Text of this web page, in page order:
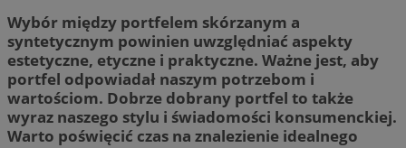
Wybór między portfelem skórzanym a
syntetycznym powinien uwzględniać aspekty
estetyczne, etyczne i praktyczne. Ważne jest, aby
portfel odpowiadał naszym potrzebom i
wartościom. Dobrze dobrany portfel to także
wyraz naszego stylu i świadomości konsumenckiej.
Warto poświęcić czas na znalezienie idealnego